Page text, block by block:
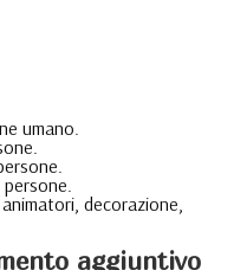
umano.
decorazione,
aggiuntivo